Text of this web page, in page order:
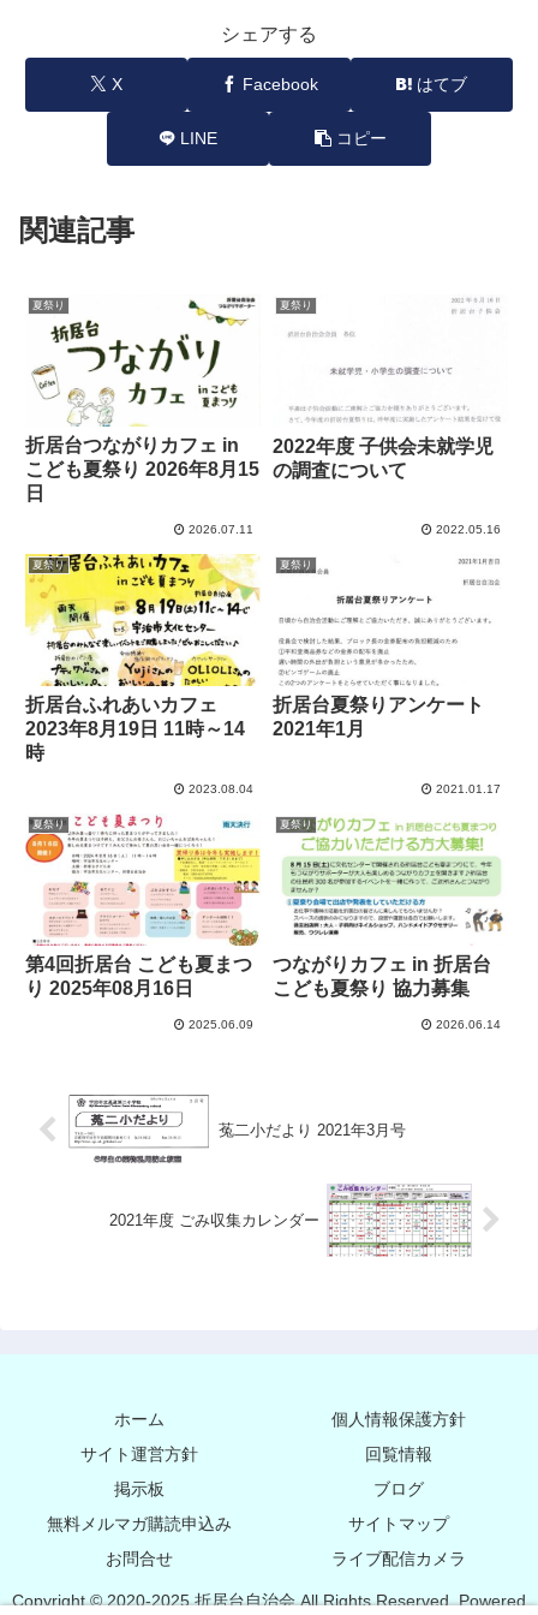
シェアする
X Facebook はてブ
LINE コピー
関連記事
夏祭り
折居台つながりカフェ in
こども夏祭り 2026年8月15
日
2026.07.11
夏祭り
2022年度 子供会未就学児
の調査について
2022.05.16
夏祭り
折居台ふれあいカフェ
2023年8月19日 11時～14
時
2023.08.04
夏祭り
折居台夏祭りアンケート
2021年1月
2021.01.17
夏祭り
第4回折居台 こども夏まつ
り 2025年08月16日
2025.06.09
夏祭り
つながりカフェ in 折居台
こども夏祭り 協力募集
2026.06.14
菟二小だより 2021年3月号
2021年度 ごみ収集カレンダー
ホーム
個人情報保護方針
サイト運営方針
回覧情報
掲示板
ブログ
無料メルマガ購読申込み
サイトマップ
お問合せ
ライブ配信カメラ
Copyright © 2020-2025 折居台自治会 All Rights Reserved. Powered